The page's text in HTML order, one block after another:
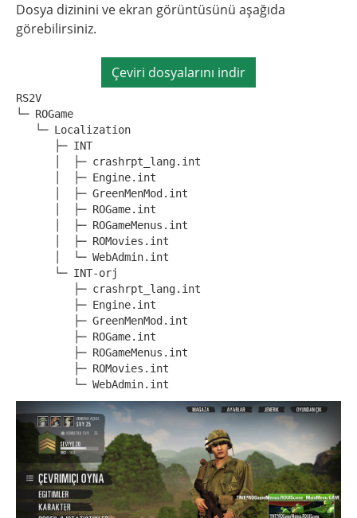
Dosya dizinini ve ekran görüntüsünü aşağıda
görebilirsiniz.
Çeviri dosyalarını indir
RS2V
└─ ROGame
   └─ Localization
      ├─ INT
      │  ├─ crashrpt_lang.int
      │  ├─ Engine.int
      │  ├─ GreenMenMod.int
      │  ├─ ROGame.int
      │  ├─ ROGameMenus.int
      │  ├─ ROMovies.int
      │  └─ WebAdmin.int
      └─ INT-orj
         ├─ crashrpt_lang.int
	 ├─ Engine.int
	 ├─ GreenMenMod.int
	 ├─ ROGame.int
	 ├─ ROGameMenus.int
	 ├─ ROMovies.int
	 └─ WebAdmin.int